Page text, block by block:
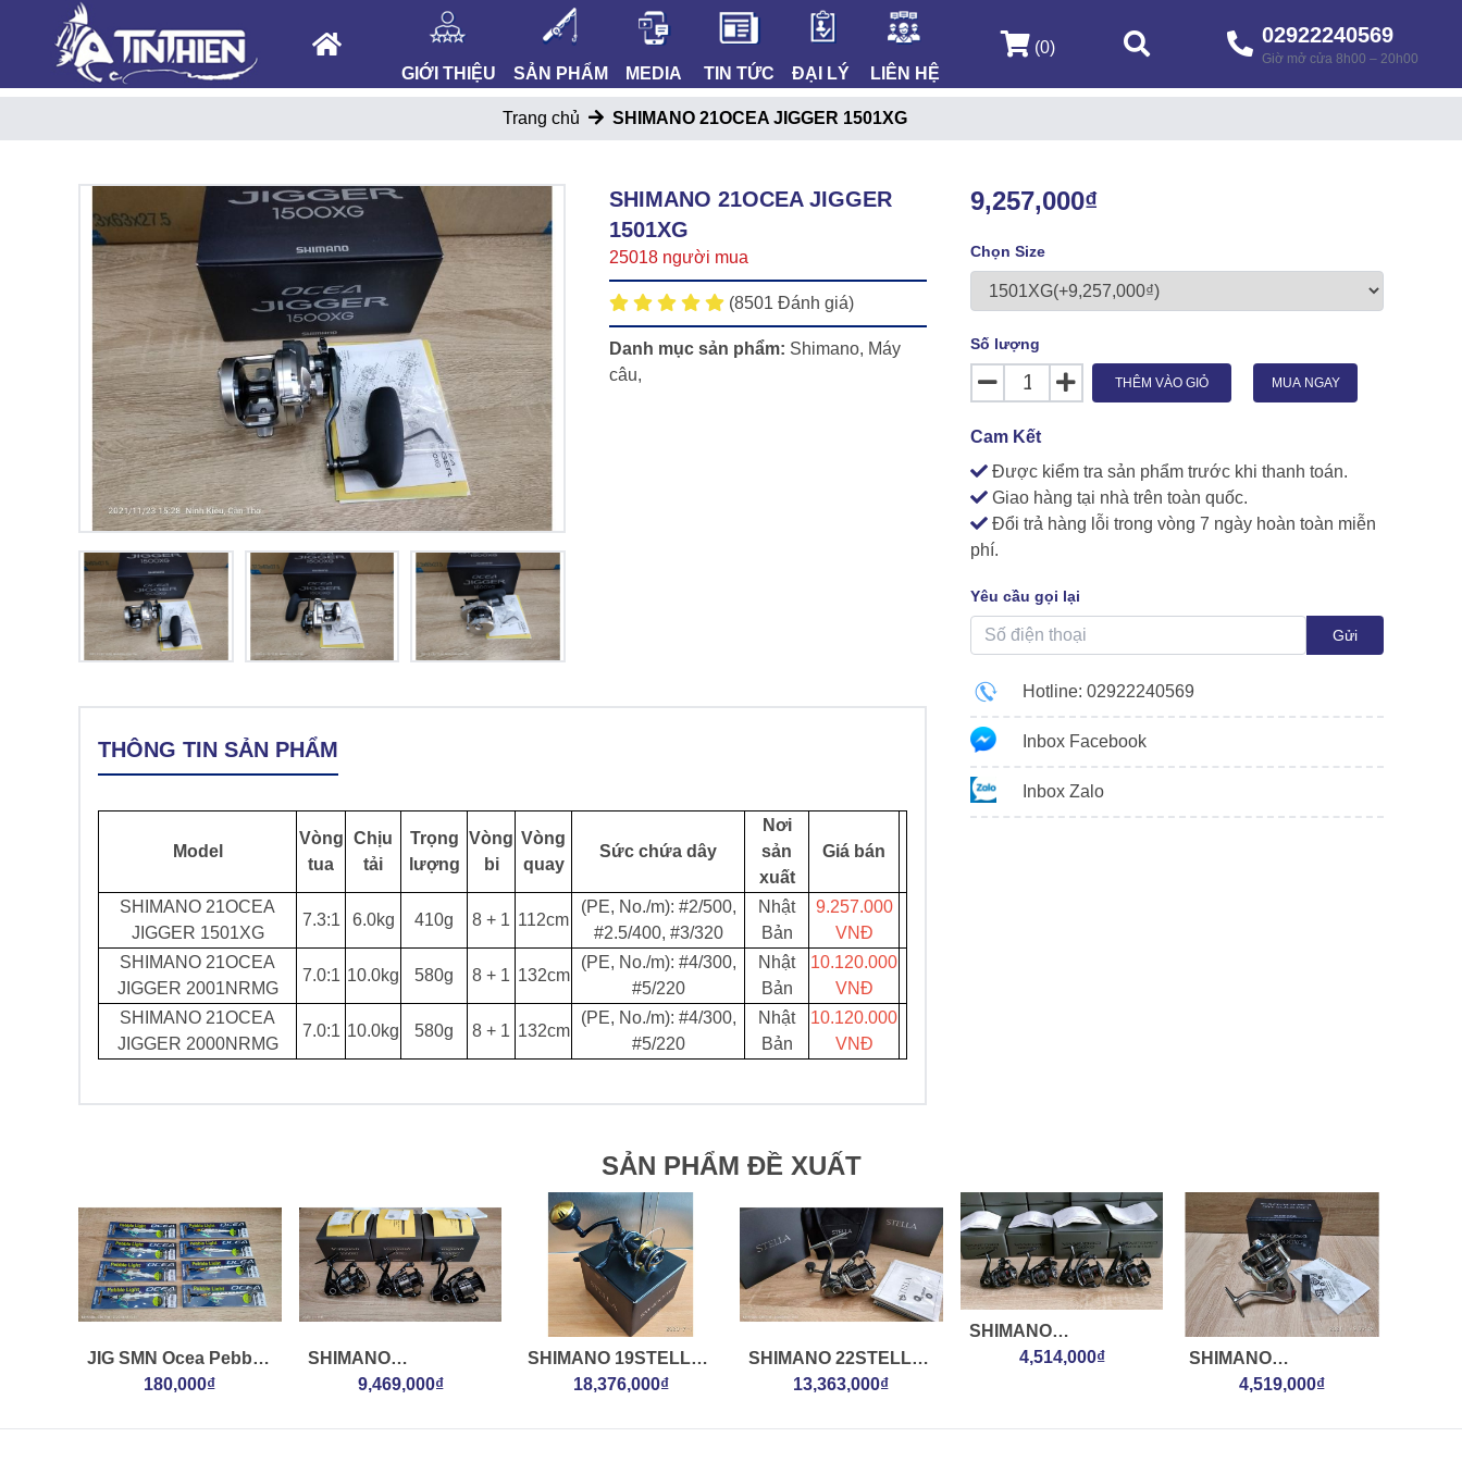
GIỚI THIỆU SẢN PHẨM MEDIA TIN TỨC ĐẠI LÝ LIÊN HỆ
(0)
02922240569
Giờ mở cửa 8h00 – 20h00
Trang chủ SHIMANO 21OCEA JIGGER 1501XG
SHIMANO 21OCEA JIGGER
1501XG
25018 người mua
(8501 Đánh giá)
Danh mục sản phẩm: Shimano, Máy
câu,
THÔNG TIN SẢN PHẨM
Model
Vòng
tua
Chịu
tải
Trọng
lượng
Vòng
bi
Vòng
quay
Sức chứa dây
Nơi
sản
xuất
Giá bán
SHIMANO 21OCEA
JIGGER 1501XG
7.3:1 6.0kg 410g 8 + 1 112cm
(PE, No./m): #2/500,
#2.5/400, #3/320
Nhật
Bản
9.257.000
VNĐ
SHIMANO 21OCEA
JIGGER 2001NRMG
7.0:1 10.0kg 580g 8 + 1 132cm
(PE, No./m): #4/300,
#5/220
Nhật
Bản
10.120.000
VNĐ
SHIMANO 21OCEA
JIGGER 2000NRMG
7.0:1 10.0kg 580g 8 + 1 132cm
(PE, No./m): #4/300,
#5/220
Nhật
Bản
10.120.000
VNĐ
9,257,000₫
Chọn Size
Số lượng
THÊM VÀO GIỎ MUA NGAY
Cam Kết
Được kiểm tra sản phẩm trước khi thanh toán.
Giao hàng tại nhà trên toàn quốc.
Đổi trả hàng lỗi trong vòng 7 ngày hoàn toàn miễn
phí.
Yêu cầu gọi lại
Gửi
Hotline: 02922240569
Inbox Facebook
Inbox Zalo
SẢN PHẨM ĐỀ XUẤT
JIG SMN Ocea Pebble
Light Ju-P60U 60G
180,000₫
SHIMANO
23VANQUISH
9,469,000₫
SHIMANO 19STELLA-
SW 10000PG
18,376,000₫
SHIMANO 22STELLA
1000FK13,363,000₫
SHIMANO
24VANFORD
4,514,000₫
SHIMANO
20SARAGOSA
4,519,000₫